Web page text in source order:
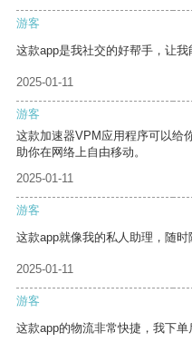
游客
这款app是我社交的好帮手，让我
2025-01-11
游客
这款加速器VPM应用程序可以给
助你在网络上自由移动。
2025-01-11
游客
这款app就像我的私人助理，随时
2025-01-11
游客
这款app的物流非常快捷，我下单